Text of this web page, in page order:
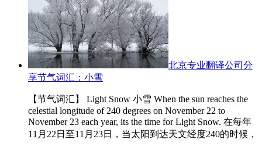
北京专业翻译公司分
享节气词汇：小雪
【节气词汇】 Light Snow 小雪 When the sun reaches the
celestial longitude of 240 degrees on November 22 to
November 23 each year, its the time for Light Snow. 在每年
11月22日至11月23日，当太阳到达天文经度240的时候，